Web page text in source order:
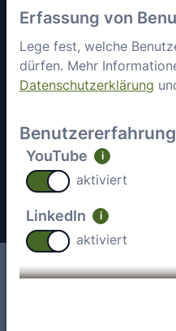
Erfassung von
Lege fest, welche
dürfen. Mehr
Datenschutzerklärung
Benutzererfahrung
YouTube i
aktiviert
LinkedIn i
aktiviert
Sicherheit
Allgemeine
Geschäftsbedingungen
Datenschutz
Impressum